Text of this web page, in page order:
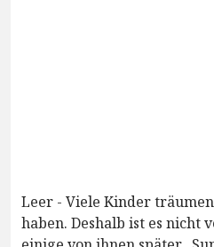
Leer - Viele Kinder
haben. Deshalb ist es nicht